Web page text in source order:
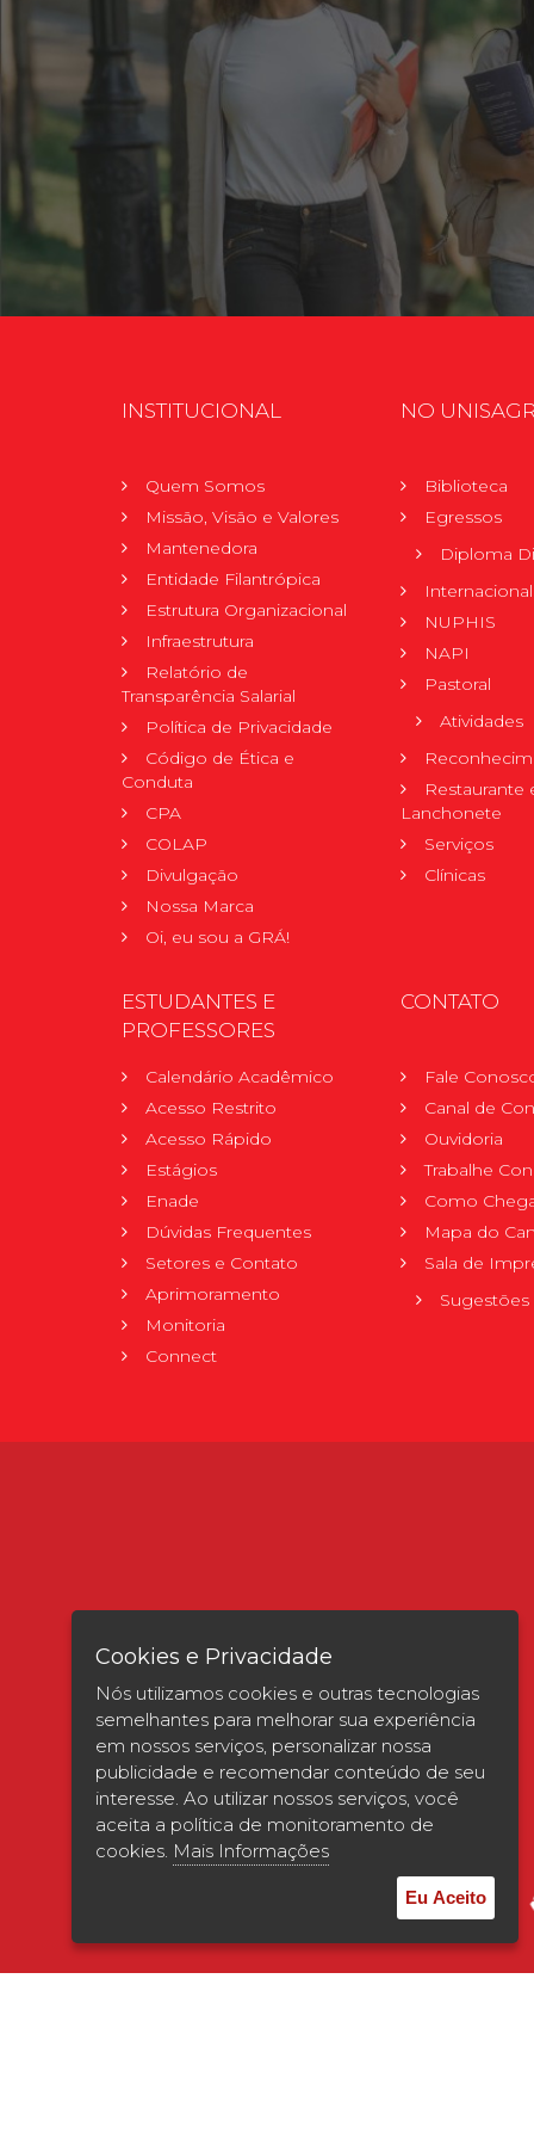
INSTITUCIONAL
Quem Somos
Missão, Visão e Valores
Mantenedora
Entidade Filantrópica
Estrutura Organizacional
Infraestrutura
Relatório de
Transparência Salarial
Política de Privacidade
Código de Ética e
Conduta
CPA
COLAP
Divulgação
Nossa Marca
Oi, eu sou a GRÁ!
NO
Biblioteca
Egressos
Diploma
Internacional
NUPHIS
NAPI
Pastoral
Atividades
Restaurante
Lanchonete
Serviços
Clínicas
ESTUDANTES E
PROFESSORES
Calendário Acadêmico
Acesso Restrito
Acesso Rápido
Estágios
Enade
Dúvidas Frequentes
Setores e Contato
Aprimoramento
Monitoria
Connect
CONTATO
Fale
Canal de
Ouvidoria
Trabalhe
Como
Mapa do
Sala de
Verificada por
Cookies e Privacidade
Nós utilizamos cookies e outras tecnologias
semelhantes para melhorar sua experiência
em nossos serviços, personalizar nossa
publicidade e recomendar conteúdo de seu
interesse. Ao utilizar nossos serviços, você
aceita a política de monitoramento de
cookies. Mais Informações
Eu Aceito